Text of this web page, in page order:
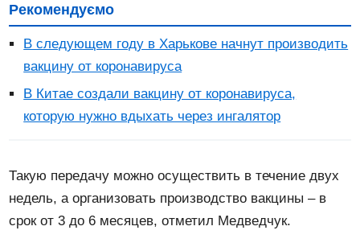
Рекомендуємо
В следующем году в Харькове начнут производить
вакцину от коронавируса
В Китае создали вакцину от коронавируса,
которую нужно вдыхать через ингалятор
Такую передачу можно осуществить в течение двух
недель, а организовать производство вакцины – в
срок от 3 до 6 месяцев, отметил Медведчук.